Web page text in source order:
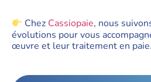
Chez Cassiopaie, nous
évolutions pour vous
œuvre et leur traitement en paie.